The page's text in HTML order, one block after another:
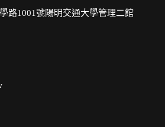
路1001號陽明交通大學管理二館